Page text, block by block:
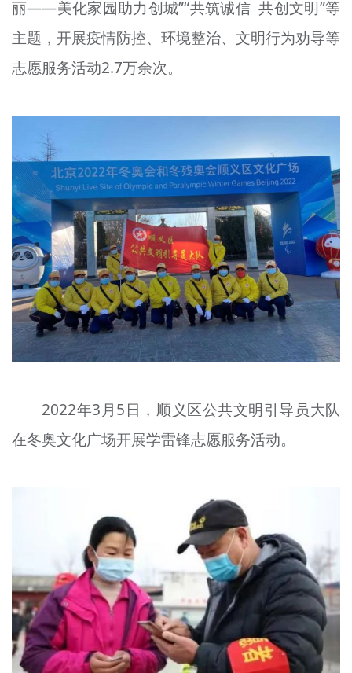
丽——美化家园助力创城”“共筑诚信 共创文明”等
主题，开展疫情防控、环境整治、文明行为劝导等
志愿服务活动2.7万余次。
2022年3月5日，顺义区公共文明引导员大队
在冬奥文化广场开展学雷锋志愿服务活动。